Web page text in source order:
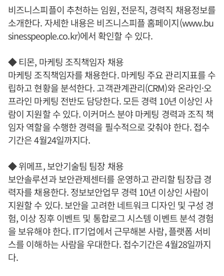
비즈니스피플이 추천하는 임원, 전문직, 경력직 채용정보를
소개한다. 자세한 내용은 비즈니스피플 홈페이지(www.bu
sinesspeople.co.kr)에서 확인할 수 있다.
◆ 티몬, 마케팅 조직책임자 채용
마케팅 조직책임자를 채용한다. 마케팅 주요 관리지표를 수
립하고 현황을 분석한다. 고객관계관리(CRM)와 온라인·오
프라인 마케팅 전반도 담당한다. 모든 경력 10년 이상인 사
람이 지원할 수 있다. 이커머스 분야 마케팅 경력과 조직 책
임자 역할을 수행한 경력을 필수적으로 갖춰야 한다. 접수
기간은 4월24일까지다.
◆ 위메프, 보안기술팀 팀장 채용
보안솔루션과 보안관제센터를 운영하고 관리할 팀장급 경
력자를 채용한다. 정보보안업무 경력 10년 이상인 사람이
지원할 수 있다. 보안을 고려한 네트워크 디자인 및 구성 경
험, 이상 징후 이벤트 및 통합로그 시스템 이벤트 분석 경험
을 보유해야 한다. IT기업에서 근무해본 사람, 플랫폼 서비
스를 이해하는 사람을 우대한다. 접수기간은 4월28일까지
다.